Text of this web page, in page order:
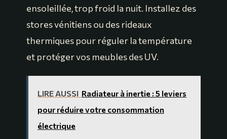
ensoleillée, trop froid la nuit. Installez des
stores vénitiens ou des rideaux
thermiques pour réguler la température
et protéger vos meubles des UV.
LIRE AUSSI Radiateur à inertie : 5 leviers
pour réduire votre consommation
électrique